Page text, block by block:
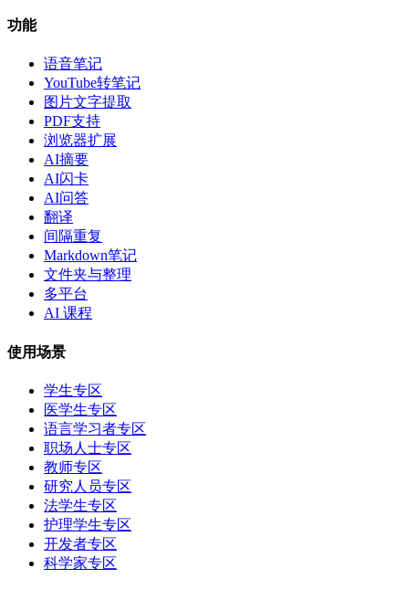
功能
语音笔记
YouTube转笔记
图片文字提取
PDF支持
浏览器扩展
AI摘要
AI闪卡
AI问答
翻译
间隔重复
Markdown笔记
文件夹与整理
多平台
AI 课程
使用场景
学生专区
医学生专区
语言学习者专区
职场人士专区
教师专区
研究人员专区
法学生专区
护理学生专区
开发者专区
科学家专区